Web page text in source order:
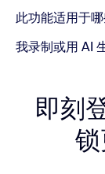
此功能适用于
我录制或用 AI
即刻
锁